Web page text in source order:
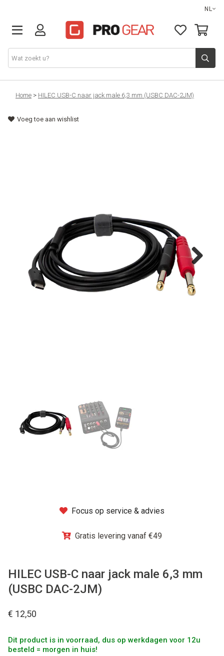
NL
DJ gear
Lights & effects
B-stock
Black Box
B-stock
Pro Gear Lease
Home > HILEC USB-C naar jack male 6,3 mm (USBC DAC-2JM)
Voeg toe aan wishlist
Next
Focus op service & advies
Gratis levering vanaf €49
HILEC USB-C naar jack male 6,3 mm
(USBC DAC-2JM)
€ 12,50
Dit product is in voorraad, dus op werkdagen voor 12u
besteld = morgen in huis!